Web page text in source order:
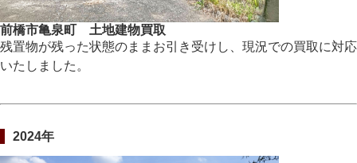
前橋市亀泉町 土地建物買取
残置物が残った状態のままお引き受けし、現況での買取に対応
いたしました。
2024年